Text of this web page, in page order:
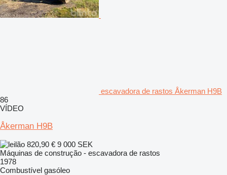
escavadora de rastos Åkerman H9B
86
VÍDEO
Åkerman H9B
820,90 € 9 000 SEK
Máquinas de construção - escavadora de rastos
1978
Combustível gasóleo